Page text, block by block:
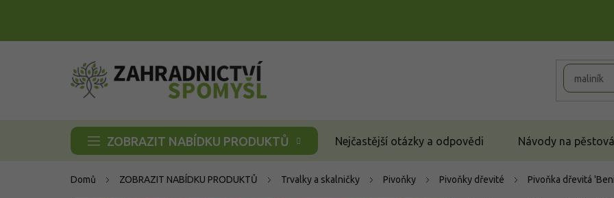
ZOBRAZIT NABÍDKU PRODUKTŮ Nejčastější otázky a odpovědi Návody na
Domů ZOBRAZIT NABÍDKU PRODUKTŮ Trvalky a skalničky Pivoňky Pivoňky dřevité Pivoňka dřevitá